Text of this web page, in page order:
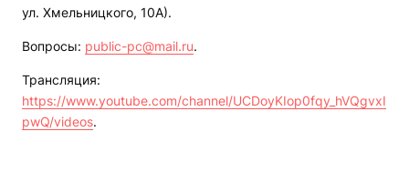
ул. Хмельницкого, 10А).
Вопросы: public-pc@mail.ru.
Трансляция:
https://www.youtube.com/channel/UCDoyKIop0fqy_hVQgvxI
pwQ/videos.